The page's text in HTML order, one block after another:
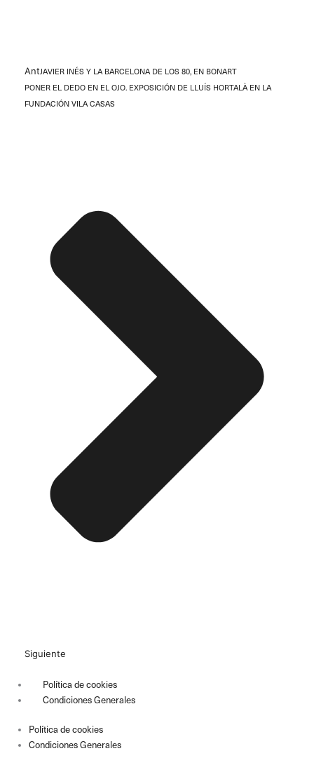
AntJAVIER INÉS Y LA BARCELONA DE LOS 80, EN BONART
PONER EL DEDO EN EL OJO. EXPOSICIÓN DE LLUÍS HORTALÀ EN LA
FUNDACIÓN VILA CASAS
Siguiente
Política de cookies
Condiciones Generales
Política de cookies
Condiciones Generales